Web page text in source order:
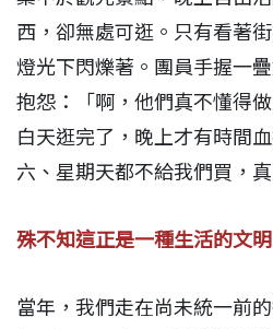
西，卻無處可逛。只有看著
燈光下閃爍著。團員手握一
抱怨：「啊，他們真不懂得
白天逛完了，晚上才有時間
六、星期天都不給我們買，
殊不知這正是一種生活的文明
當年，我們走在尚未統一前